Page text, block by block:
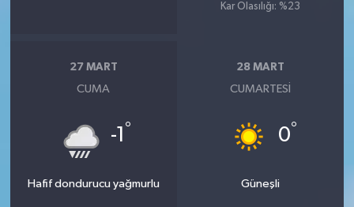
Kar Olasılığı: %23
27 MART
CUMA
-1 °
Hafif dondurucu yağmurlu
28 MART
CUMARTESI
0°
Güneşli